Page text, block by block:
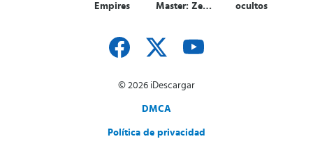
Empires
Master: Zen
ocultos
© 2026 iDescargar
DMCA
Política de privacidad